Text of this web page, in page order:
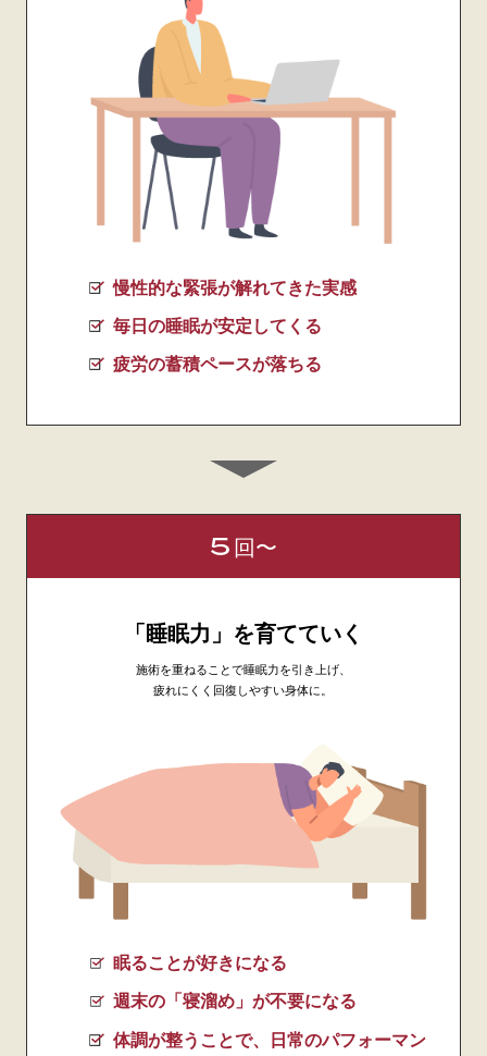
慢性的な緊張が解れてきた実感
毎日の睡眠が安定してくる
疲労の蓄積ペースが落ちる
5 回〜
「睡眠力」を育てていく
施術を重ねることで睡眠力を引き上げ、
疲れにくく回復しやすい身体に。
眠ることが好きになる
週末の「寝溜め」が不要になる
体調が整うことで、日常のパフォーマン